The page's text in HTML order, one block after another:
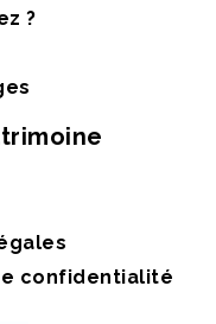
?
confidentialité